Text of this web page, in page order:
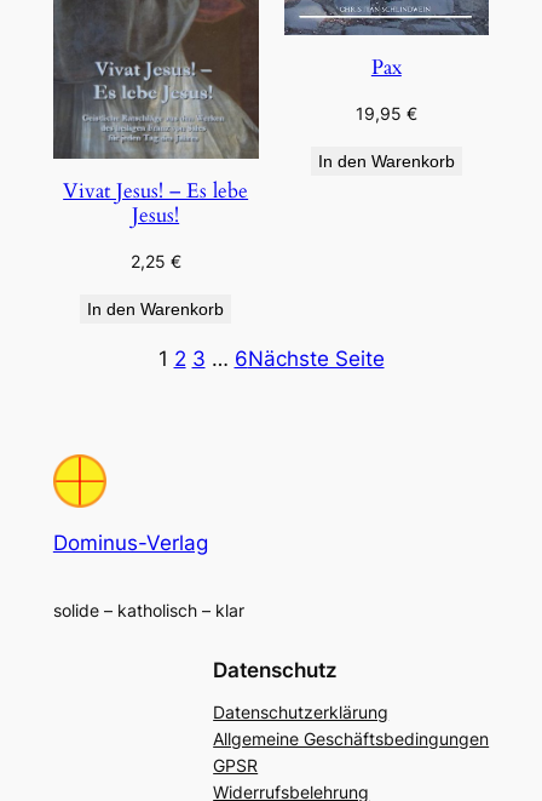
Vivat Jesus! – Es lebe
Jesus!
2,25 €
In den Warenkorb
Pax
19,95 €
In den Warenkorb
1 2 3 … 6Nächste Seite
Dominus-Verlag
solide – katholisch – klar
Datenschutz
Datenschutzerklärung
Allgemeine Geschäftsbedingungen
GPSR
Widerrufsbelehrung